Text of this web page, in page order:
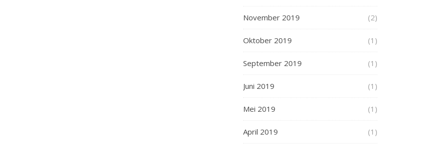
November 2019 (2)
Oktober 2019 (1)
September 2019 (1)
Juni 2019 (1)
Mei 2019 (1)
April 2019 (1)